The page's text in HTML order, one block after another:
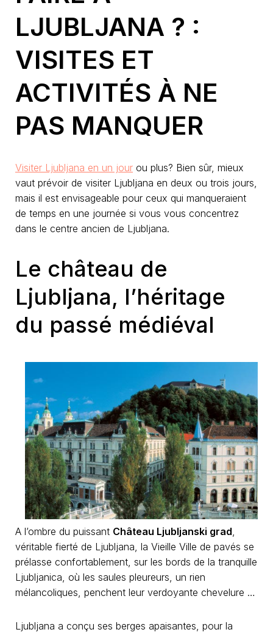
LJUBLJANA ? :
VISITES ET
ACTIVITÉS À NE
PAS MANQUER
Visiter Ljubljana en un jour ou plus? Bien sûr, mieux
vaut prévoir de visiter Ljubljana en deux ou trois jours,
mais il est envisageable pour ceux qui manqueraient
de temps en une journée si vous vous concentrez
dans le centre ancien de Ljubljana.
Le château de
Ljubljana, l’héritage
du passé médiéval
A l’ombre du puissant Château Ljubljanski grad,
véritable fierté de Ljubljana, la Vieille Ville de pavés se
prélasse confortablement, sur les bords de la tranquille
Ljubljanica, où les saules pleureurs, un rien
mélancoliques, penchent leur verdoyante chevelure …
Ljubljana a conçu ses berges apaisantes, pour la